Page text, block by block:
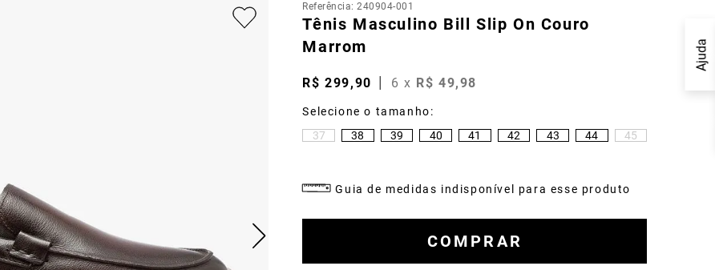
Cinto
Ajuda
Referência:240904-001
Tênis Masculino Bill Slip On Couro
Marrom
R$ 299,90 6 x R$ 49,98
37 38 39 40 41 42 43 44 45
Guia de medidas indisponível para esse produto
COMPRAR